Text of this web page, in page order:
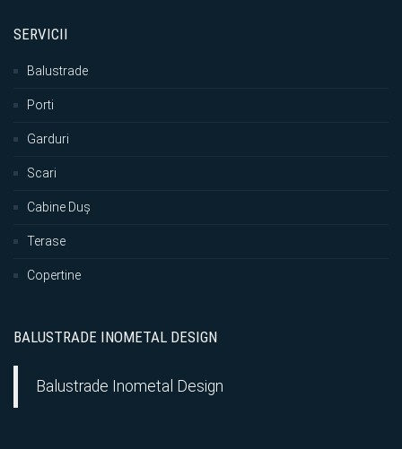
SERVICII
Balustrade
Porti
Garduri
Scari
Cabine Duș
Terase
Copertine
BALUSTRADE INOMETAL DESIGN
Balustrade Inometal Design